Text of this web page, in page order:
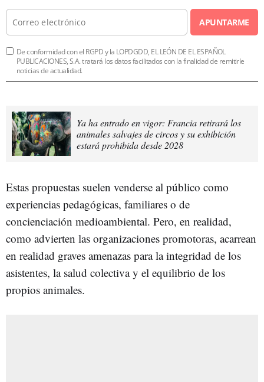
APUNTARME
De conformidad con el RGPD y la LOPDGDD, EL LEÓN DE EL ESPAÑOL
PUBLICACIONES, S.A. tratará los datos facilitados con la finalidad de remitirle
noticias de actualidad.
Ya ha entrado en vigor: Francia retirará los
animales salvajes de circos y su exhibición
estará prohibida desde 2028
Estas propuestas suelen venderse al público como
experiencias pedagógicas, familiares o de
concienciación medioambiental. Pero, en realidad,
como advierten las organizaciones promotoras, acarrean
en realidad graves amenazas para la integridad de los
asistentes, la salud colectiva y el equilibrio de los
propios animales.